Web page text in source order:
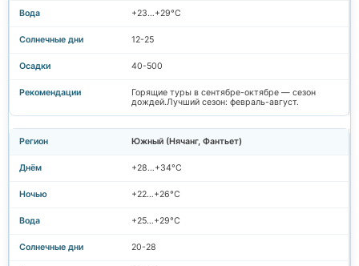
+23…+29°C
12-25
40-500
Горящие туры в сентябре-октябре — сезон
дождей.Лучший сезон: февраль-август.
Южный (Нячанг, Фантьет)
+28…+34°C
+22…+26°C
+25…+29°C
20-28